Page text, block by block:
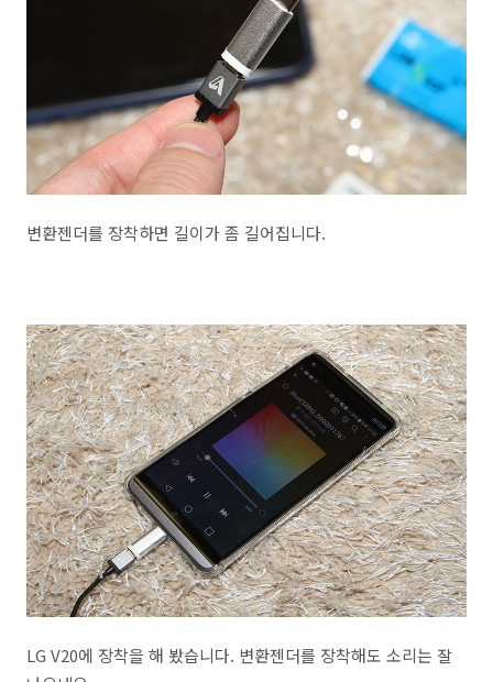
변환젠더를 장착하면 길이가 좀 길어집니다.
LG V20에 장착을 해 봤습니다. 변환젠더를 장착해도 소리는 잘